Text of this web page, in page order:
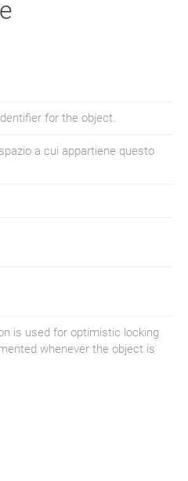
for the object.
a cui appartiene questo
is used for optimistic locking
whenever the object is